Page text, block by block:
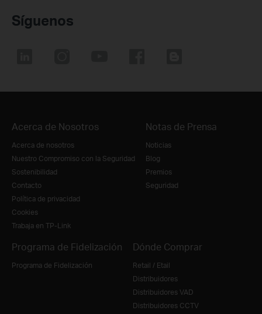
Síguenos
Acerca de Nosotros
Acerca de nosotros
Nuestro Compromiso con la Seguridad
Sostenibilidad
Contacto
Política de privacidad
Cookies
Trabaja en TP-Link
Notas de Prensa
Noticias
Blog
Premios
Seguridad
Programa de Fidelización
Programa de Fidelización
Dónde Comprar
Retail / Etail
Distribuidores
Distribuidores VAD
Distribuidores CCTV